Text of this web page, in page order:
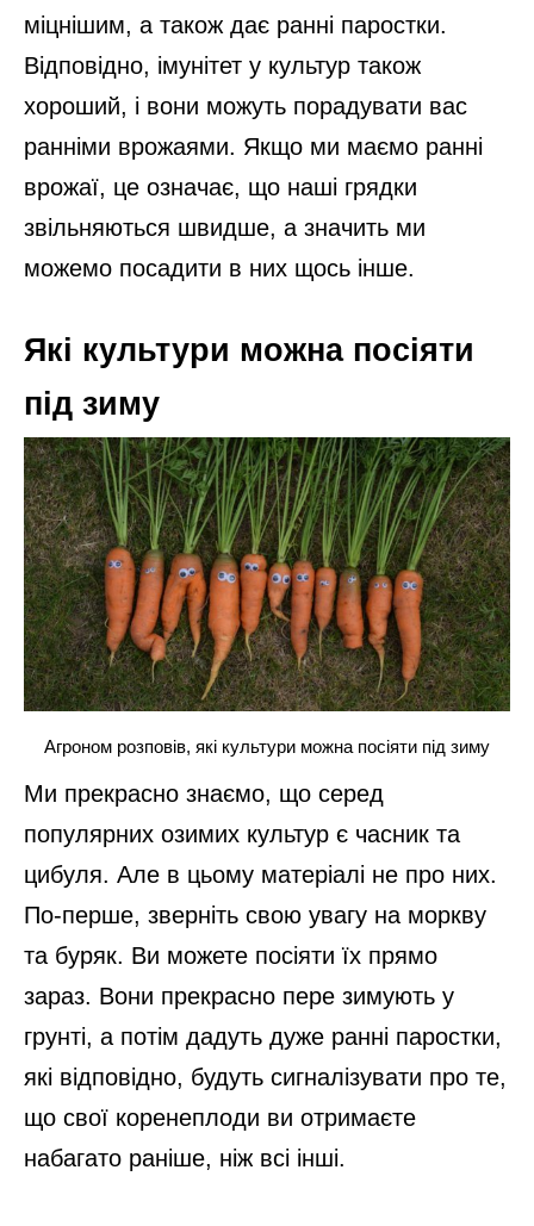
міцнішим, а також дає ранні паростки.
Відповідно, імунітет у культур також
хороший, і вони можуть порадувати вас
ранніми врожаями. Якщо ми маємо ранні
врожаї, це означає, що наші грядки
звільняються швидше, а значить ми
можемо посадити в них щось інше.
Які культури можна посіяти
під зиму
Агроном розповів, які культури можна посіяти під зиму
Ми прекрасно знаємо, що серед
популярних озимих культур є часник та
цибуля. Але в цьому матеріалі не про них.
По-перше, зверніть свою увагу на моркву
та буряк. Ви можете посіяти їх прямо
зараз. Вони прекрасно пере зимують у
грунті, а потім дадуть дуже ранні паростки,
які відповідно, будуть сигналізувати про те,
що свої коренеплоди ви отримаєте
набагато раніше, ніж всі інші.